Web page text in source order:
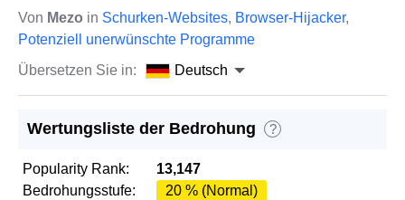
Von Mezo in Schurken-Websites, Browser-Hijacker,
Potenziell unerwünschte Programme
Übersetzen Sie in:
Deutsch
Wertungsliste der Bedrohung ?
Popularity Rank:
13,147
Bedrohungsstufe:
20 % (Normal)